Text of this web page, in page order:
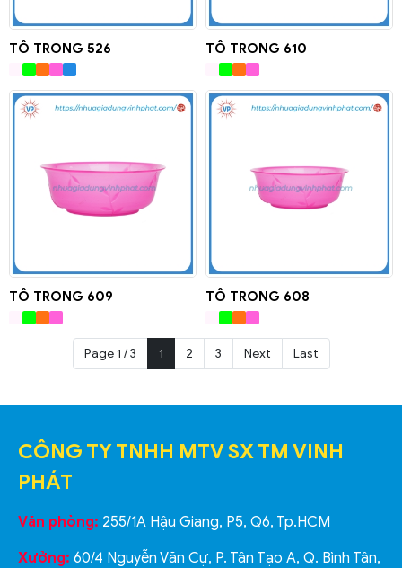
TÔ TRONG 526 TÔ TRONG 610
TÔ TRONG 609 TÔ TRONG 608
Page 1 / 3 1 2 3 Next Last
CÔNG TY TNHH MTV SX TM VINH
PHÁT
Văn phòng: 255/1A Hậu Giang, P5, Q6, Tp.HCM
Xưởng: 60/4 Nguyễn Văn Cự, P. Tân Tạo A, Q. Bình Tân,